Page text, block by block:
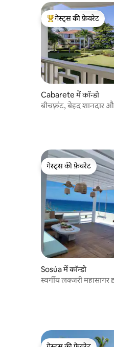
गेस्ट्स का टॉप फ़ेवरेट
गेस्ट्स की फ़ेवरेट
Cabarete में कॉन्डो
बीचफ़्रंट, बेहद शानदार
गेस्ट्स की फ़ेवरेट
गेस्ट्स की फ़ेवरेट
Sosúa में कॉन्डो
स्वर्गीय लक्जरी